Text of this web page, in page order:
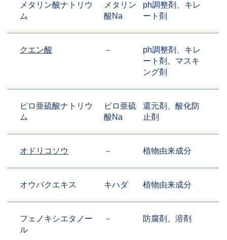
メタリン酸ナトリウ
ム
メタリン
酸Na
ph調整剤、キレ
ート剤
クエン酸 －
ph調整剤、キレ
ート剤、マスキ
ング剤
ピロ亜硫酸ナトリウ
ム
ピロ亜硫
酸Na
還元剤、酸化防
止剤
オドリコソウ － 植物由来成分
オウバクエキス キハダ 植物由来成分
フェノキシエタノー
ル
－ 防腐剤、溶剤